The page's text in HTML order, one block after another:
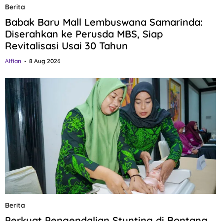
Berita
Babak Baru Mall Lembuswana Samarinda:
Diserahkan ke Perusda MBS, Siap
Revitalisasi Usai 30 Tahun
Alfian 8 Aug 2026
Berita